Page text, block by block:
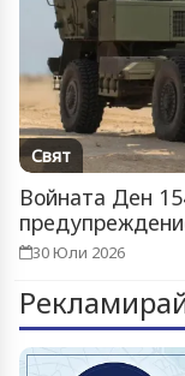
Свят
Войната Ден
30 Юли 2026